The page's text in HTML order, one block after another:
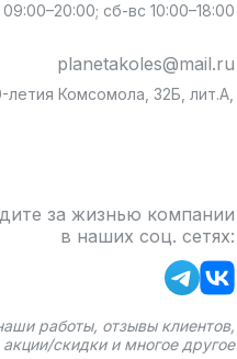
сб-вс 10:00–18:00
planetakoles@mail.ru
летия Комсомола, 32Б, лит.А,
за жизнью компании
в наших соц. сетях:
работы, отзывы клиентов,
скидки и многое другое